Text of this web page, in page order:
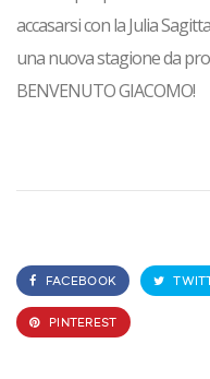
accasarsi con la Julia
una nuova stagione da
BENVENUTO GIACOMO!
FACEBOOK
PINTEREST